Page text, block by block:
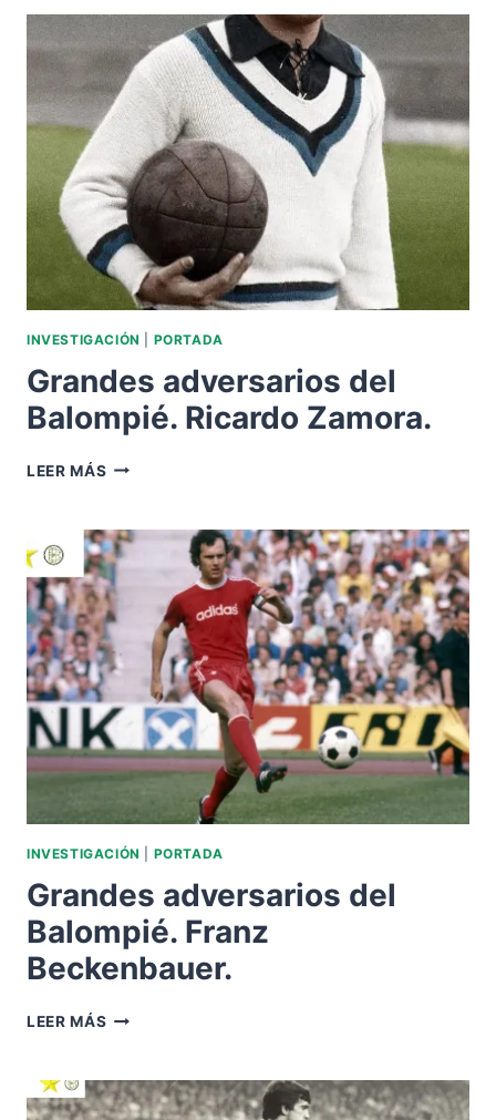
BALOMPIÉ.
JOHAN
CRUYFF.
INVESTIGACIÓN PORTADA
Grandes adversarios del
Balompié. Ricardo Zamora.
LEER MÁS GRANDES
BALOMPIÉ.
RICARDO
ZAMORA.
INVESTIGACIÓN PORTADA
Grandes adversarios del
Balompié. Franz
Beckenbauer.
LEER MÁS GRANDES
BALOMPIÉ.
FRANZ